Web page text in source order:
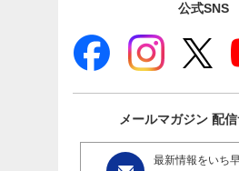
公式SNS
メールマガジン 配
最新情報をいち